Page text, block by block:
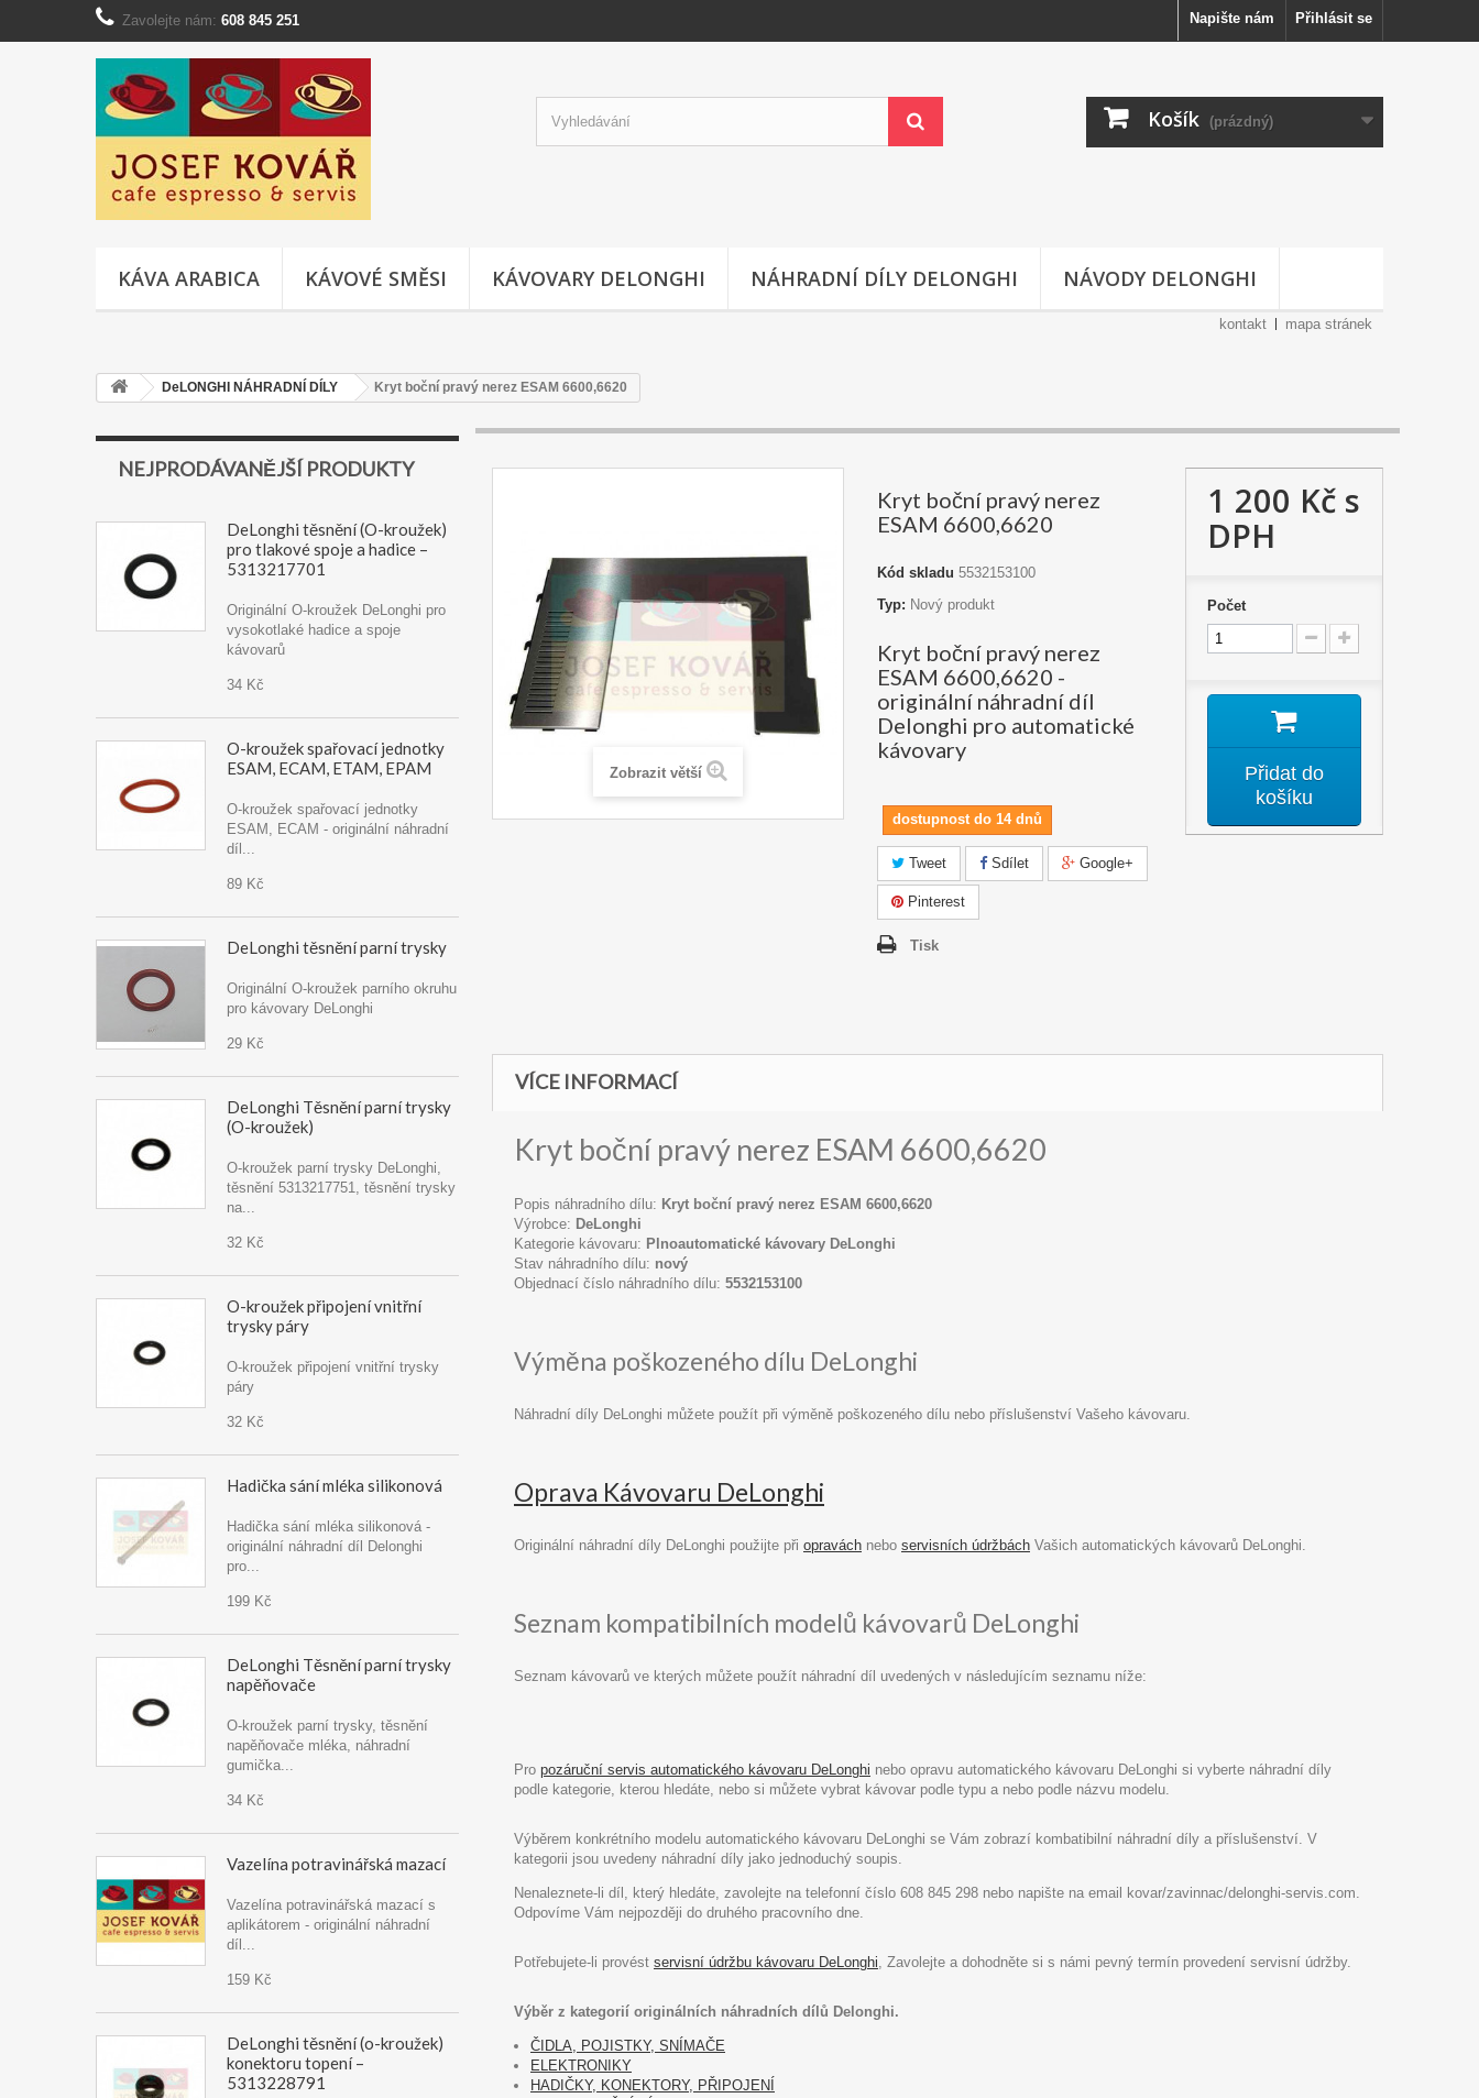
Přihlásit se
Napište nám
Zavolejte nám: 608 845 251
Košík (prázdný)
KÁVA ARABICA KÁVOVÉ SMĚSI KÁVOVARY DELONGHI NÁHRADNÍ DÍLY DELONGHI NÁVODY DELONGHI
kontakt mapa stránek
DeLONGHI NÁHRADNÍ DÍLY Kryt boční pravý nerez ESAM 6600,6620
NEJPRODÁVANĚJŠÍ PRODUKTY
DeLonghi těsnění (O-kroužek)
pro tlakové spoje a hadice –
5313217701
Originální O-kroužek DeLonghi pro
vysokotlaké hadice a spoje
kávovarů
34 Kč
O-kroužek spařovací jednotky
ESAM, ECAM, ETAM, EPAM
O-kroužek spařovací jednotky
ESAM, ECAM - originální náhradní
díl...
89 Kč
DeLonghi těsnění parní trysky
Originální O-kroužek parního okruhu
pro kávovary DeLonghi
29 Kč
DeLonghi Těsnění parní trysky
(O-kroužek)
O-kroužek parní trysky DeLonghi,
těsnění 5313217751, těsnění trysky
na...
32 Kč
O-kroužek připojení vnitřní
trysky páry
O-kroužek připojení vnitřní trysky
páry
32 Kč
Hadička sání mléka silikonová
Hadička sání mléka silikonová -
originální náhradní díl Delonghi
pro...
199 Kč
DeLonghi Těsnění parní trysky
napěňovače
O-kroužek parní trysky, těsnění
napěňovače mléka, náhradní
gumička...
34 Kč
Vazelína potravinářská mazací
Vazelína potravinářská mazací s
aplikátorem - originální náhradní
díl...
159 Kč
DeLonghi těsnění (o-kroužek)
konektoru topení –
5313228791
Zobrazit větší
Kryt boční pravý nerez
ESAM 6600,6620
Kód skladu 5532153100
Typ: Nový produkt
Kryt boční pravý nerez
ESAM 6600,6620 -
originální náhradní díl
Delonghi pro automatické
kávovary
dostupnost do 14 dnů
Tweet Sdílet Google+
Pinterest
Tisk
1 200 Kčs
DPH
Počet
Přidat do
košíku
VÍCE INFORMACÍ
Kryt boční pravý nerez ESAM 6600,6620
Popis náhradního dílu: Kryt boční pravý nerez ESAM 6600,6620
Výrobce: DeLonghi
Kategorie kávovaru: Plnoautomatické kávovary DeLonghi
Stav náhradního dílu: nový
Objednací číslo náhradního dílu: 5532153100
Výměna poškozeného dílu DeLonghi
Náhradní díly DeLonghi můžete použít při výměně poškozeného dílu nebo příslušenství Vašeho kávovaru.
Oprava Kávovaru DeLonghi
Originální náhradní díly DeLonghi použijte při opravách nebo servisních údržbách Vašich automatických kávovarů DeLonghi.
Seznam kompatibilních modelů kávovarů DeLonghi
Seznam kávovarů ve kterých můžete použít náhradní díl uvedených v následujícím seznamu níže:
Pro pozáruční servis automatického kávovaru DeLonghi nebo opravu automatického kávovaru DeLonghi si vyberte náhradní díly
podle kategorie, kterou hledáte, nebo si můžete vybrat kávovar podle typu a nebo podle názvu modelu.
Výběrem konkrétního modelu automatického kávovaru DeLonghi se Vám zobrazí kombatibilní náhradní díly a příslušenství. V
kategorii jsou uvedeny náhradní díly jako jednoduchý soupis.
Nenaleznete-li díl, který hledáte, zavolejte na telefonní číslo 608 845 298 nebo napište na email kovar/zavinnac/delonghi-servis.com.
Odpovíme Vám nejpozději do druhého pracovního dne.
Potřebujete-li provést servisní údržbu kávovaru DeLonghi, Zavolejte a dohodněte si s námi pevný termín provedení servisní údržby.
Výběr z kategorií originálních náhradních dílů Delonghi.
ČIDLA, POJISTKY, SNÍMAČE
ELEKTRONIKY
HADIČKY, KONEKTORY, PŘIPOJENÍ